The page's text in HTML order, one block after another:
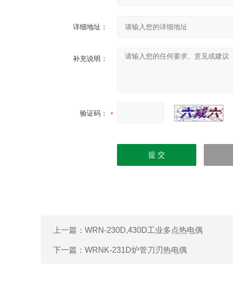
详细地址：
补充说明：
验证码：
上一篇： WRN-230D,430D工业多点热电偶
下一篇： WRNK-231D炉管刀刃热电偶